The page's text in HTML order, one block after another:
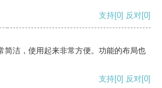
支持[0] 反对[0]
简洁，使用起来非常方便。功能的布局也
支持[0] 反对[0]